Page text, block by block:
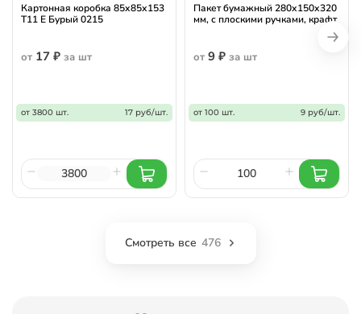
Картонная коробка 85х85х153
Т11 Е Бурый 0215
от 17 ₽ за шт
от 3800 шт. 17 руб/шт.
Пакет бумажный 280х150х320
мм, с плоскими ручками, крафт
от 9 ₽ за шт
от 100 шт. 9 руб/шт.
Смотреть все 476